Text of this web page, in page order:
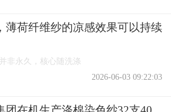
薄荷纤维纱的凉感效果可以持续
非永久，核心随洗涤
2026-06-03 09:22:03